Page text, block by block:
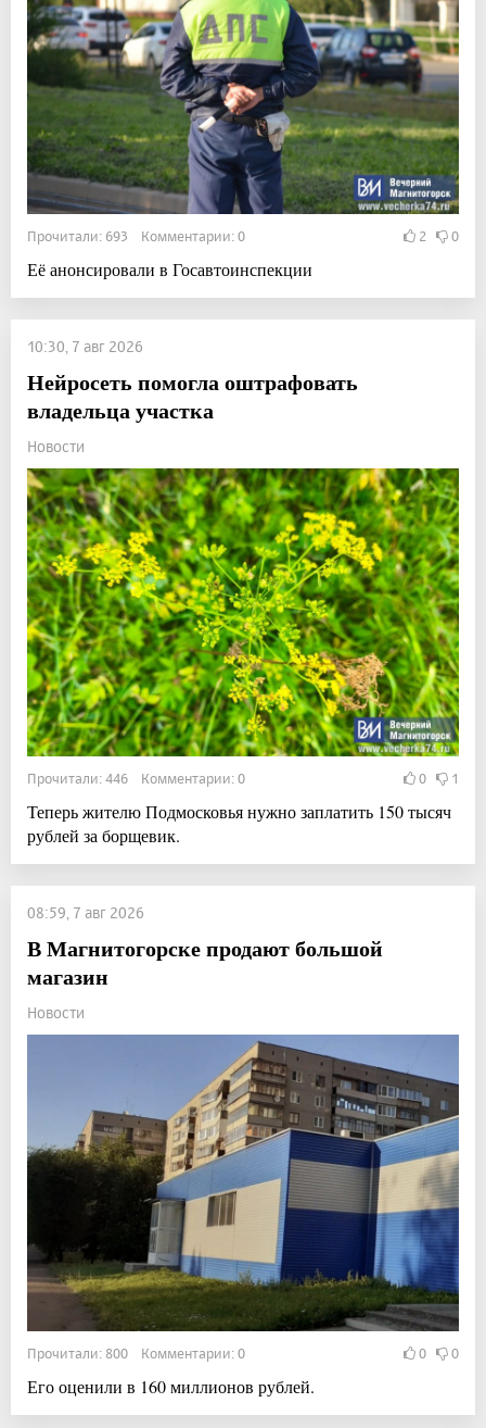
Прочитали: 693 Комментарии: 0 2 0
Её анонсировали в Госавтоинспекции
10:30, 7 авг 2026
Нейросеть помогла оштрафовать
владельца участка
Новости
Прочитали: 446 Комментарии: 0 0 1
Теперь жителю Подмосковья нужно заплатить 150 тысяч
рублей за борщевик.
08:59, 7 авг 2026
В Магнитогорске продают большой
магазин
Новости
Прочитали: 800 Комментарии: 0 0 0
Его оценили в 160 миллионов рублей.